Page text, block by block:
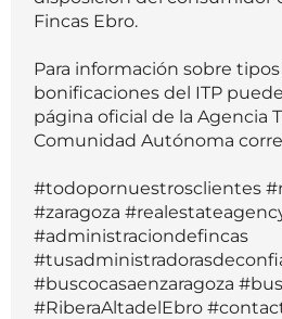
Fincas Ebro.
Para información sobre
bonificaciones del ITP
página oficial de la Agencia
Comunidad Autónoma
#todopornuestrosclientes
#zaragoza
#administraciondefincas
#buscocasaenzaragoza
#RiberaAltadelEbro